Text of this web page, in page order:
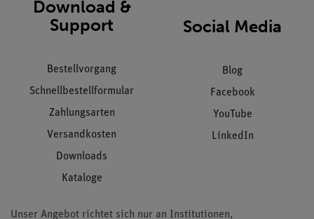
Download &
Support
Bestellvorgang
Schnellbestellformular
Zahlungsarten
Versandkosten
Downloads
Kataloge
Social Media
Blog
Facebook
YouTube
LinkedIn
Unser Angebot richtet sich nur an Institutionen,